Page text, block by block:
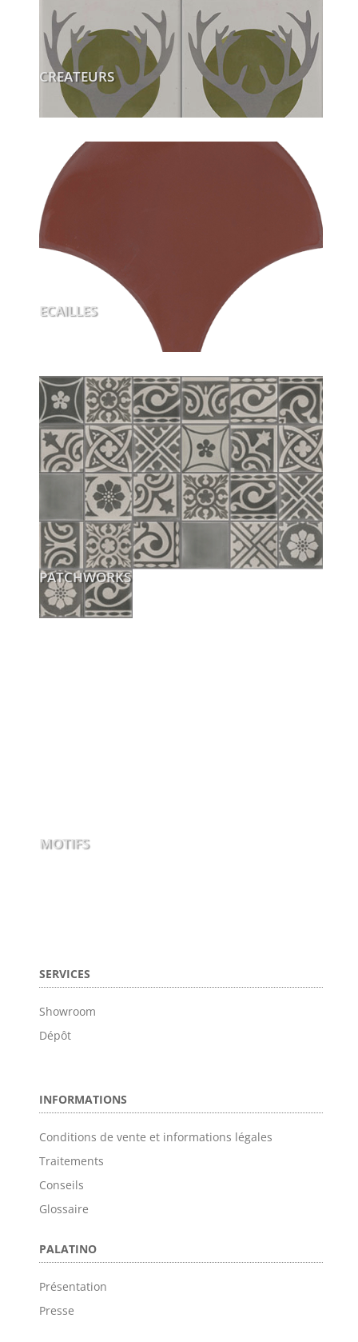
CREATEURS
ECAILLES
PATCHWORKS
MOTIFS
SERVICES
Showroom
Dépôt
INFORMATIONS
Conditions de vente et informations légales
Traitements
Conseils
Glossaire
PALATINO
Présentation
Presse